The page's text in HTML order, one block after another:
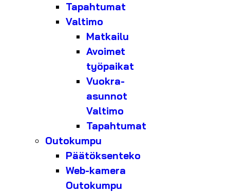
Tapahtumat
Valtimo
Matkailu
Avoimet
työpaikat
Vuokra-
asunnot
Valtimo
Tapahtumat
Outokumpu
Päätöksenteko
Web-kamera
Outokumpu